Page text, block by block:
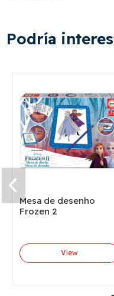
Podría
Mesa de desenho
Frozen 2
View